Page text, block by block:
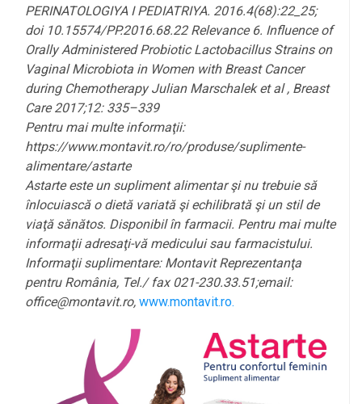
PERINATOLOGIYA I PEDIATRIYA. 2016.4(68):22_25;
doi 10.15574/PP.2016.68.22 Relevance 6. Influence of
Orally Administered Probiotic Lactobacillus Strains on
Vaginal Microbiota in Women with Breast Cancer
during Chemotherapy Julian Marschalek et al , Breast
Care 2017;12: 335–339
Pentru mai multe informaţii:
https://www.montavit.ro/ro/produse/suplimente-
alimentare/astarte
Astarte este un supliment alimentar şi nu trebuie să
înlocuiască o dietă variată şi echilibrată şi un stil de
viaţă sănătos. Disponibil în farmacii. Pentru mai multe
informaţii adresaţi-vă medicului sau farmacistului.
Informaţii suplimentare: Montavit Reprezentanţa
pentru România, Tel./ fax 021-230.33.51;email:
office@montavit.ro, www.montavit.ro.